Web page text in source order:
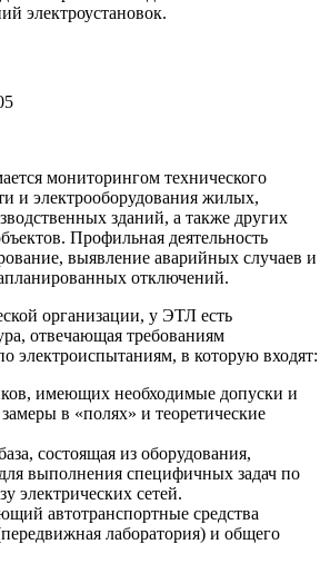
электроустановок.
мониторингом технического
и электрооборудования жилых,
зданий, а также других
Профильная деятельность
выявление аварийных случаев и
отключений.
организации, у ЭТЛ есть
отвечающая требованиям
электроиспытаниям, в которую входят:
имеющих необходимые допуски и
в «полях» и теоретические
состоящая из оборудования,
выполнения специфичных задач по
электрических сетей.
автотранспортные средства
лаборатория) и общего